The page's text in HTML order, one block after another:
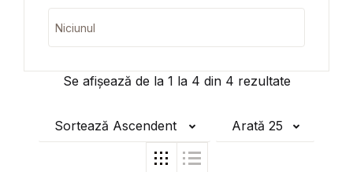
Se afișează de la 1 la 4 din 4 rezultate
Sortează Ascendent Arată 25